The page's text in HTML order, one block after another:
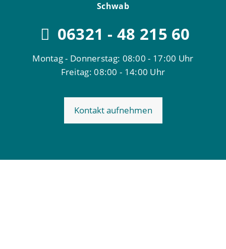
Schwab
06321 - 48 215 60
Montag - Donnerstag: 08:00 - 17:00 Uhr
Freitag: 08:00 - 14:00 Uhr
Kontakt aufnehmen